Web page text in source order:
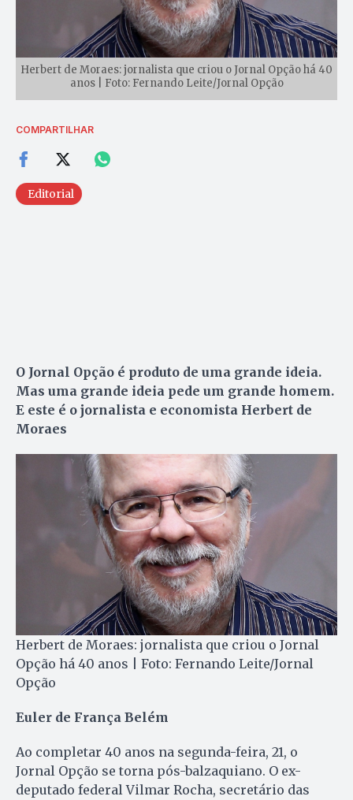
Herbert de Moraes: jornalista que criou o Jornal Opção há 40
anos | Foto: Fernando Leite/Jornal Opção
COMPARTILHAR
Editorial
O Jornal Opção é produto de uma grande ideia.
Mas uma grande ideia pede um grande homem.
E este é o jornalista e economista Herbert de
Moraes
Herbert de Moraes: jornalista que criou o Jornal
Opção há 40 anos | Foto: Fernando Leite/Jornal
Opção
Euler de França Belém
Ao completar 40 anos na segunda-feira, 21, o
Jornal Opção se torna pós-balzaquiano. O ex-
deputado federal Vilmar Rocha, secretário das